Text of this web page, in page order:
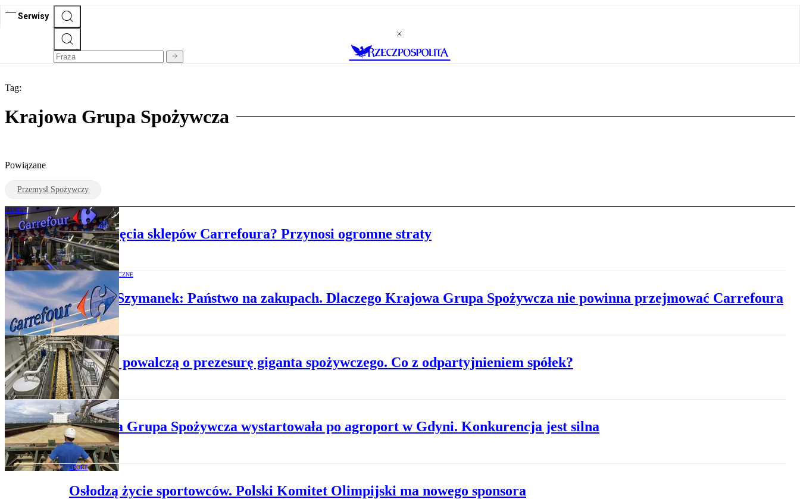
Serwisy
Tag:
Krajowa Grupa Spożywcza
Powiązane
Przemysł Spożywczy
HANDEL
Kandydat do przejęcia sklepów Carrefoura? Przynosi ogromne straty
OPINIE EKONOMICZNE
Cezary Szymanek: Państwo na zakupach. Dlaczego Krajowa Grupa Spożywcza nie powinna przejmować Carrefoura
POLITYKA
Politycy powalczą o prezesurę giganta spożywczego. Co z odpartyjnieniem spółek?
ROLNICTWO
Krajowa Grupa Spożywcza wystartowała po agroport w Gdyni. Konkurencja jest silna
SPORT
Osłodzą życie sportowców. Polski Komitet Olimpijski ma nowego sponsora